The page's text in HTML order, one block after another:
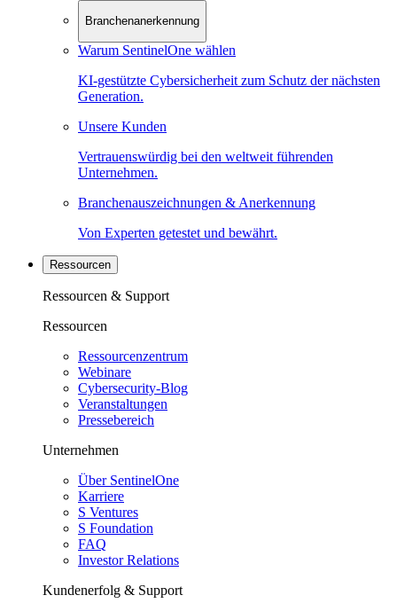
Branchenanerkennung
Warum SentinelOne wählen
KI-gestützte Cybersicherheit zum Schutz der nächsten
Generation.
Unsere Kunden
Vertrauenswürdig bei den weltweit führenden
Unternehmen.
Branchenauszeichnungen & Anerkennung
Von Experten getestet und bewährt.
Ressourcen
Ressourcen & Support
Ressourcen
Ressourcenzentrum
Webinare
Cybersecurity-Blog
Veranstaltungen
Pressebereich
Unternehmen
Über SentinelOne
Karriere
S Ventures
S Foundation
FAQ
Investor Relations
Kundenerfolg & Support